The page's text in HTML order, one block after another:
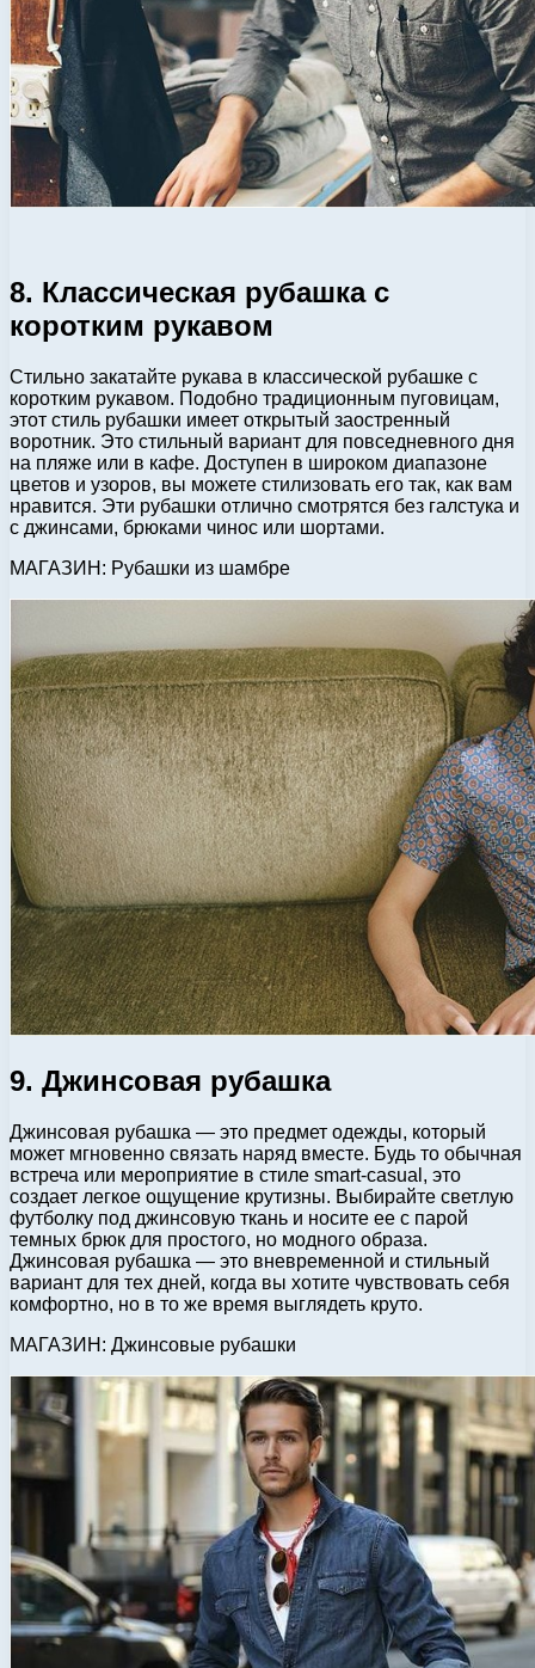
8. Классическая рубашка с
коротким рукавом
Стильно закатайте рукава в классической рубашке с
коротким рукавом. Подобно традиционным пуговицам,
этот стиль рубашки имеет открытый заостренный
воротник. Это стильный вариант для повседневного дня
на пляже или в кафе. Доступен в широком диапазоне
цветов и узоров, вы можете стилизовать его так, как вам
нравится. Эти рубашки отлично смотрятся без галстука и
с джинсами, брюками чинос или шортами.
МАГАЗИН: Рубашки из шамбре
9. Джинсовая рубашка
Джинсовая рубашка — это предмет одежды, который
может мгновенно связать наряд вместе. Будь то обычная
встреча или мероприятие в стиле smart-casual, это
создает легкое ощущение крутизны. Выбирайте светлую
футболку под джинсовую ткань и носите ее с парой
темных брюк для простого, но модного образа.
Джинсовая рубашка — это вневременной и стильный
вариант для тех дней, когда вы хотите чувствовать себя
комфортно, но в то же время выглядеть круто.
МАГАЗИН: Джинсовые рубашки